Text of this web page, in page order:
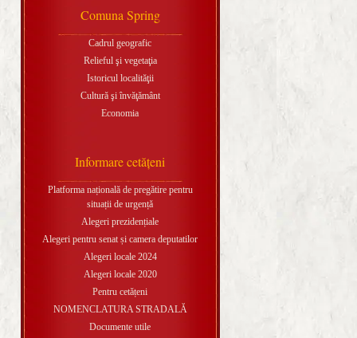
Comuna Spring
Cadrul geografic
Relieful şi vegetaţia
Istoricul localităţii
Cultură şi învăţământ
Economia
Informare cetăţeni
Platforma națională de pregătire pentru
situații de urgență
Alegeri prezidențiale
Alegeri pentru senat și camera deputatilor
Alegeri locale 2024
Alegeri locale 2020
Pentru cetățeni
NOMENCLATURA STRADALĂ
Documente utile